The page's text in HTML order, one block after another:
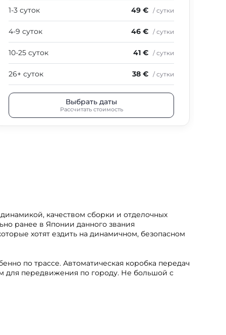
1-3 суток 49 € / сутки
4-9 суток 46 € / сутки
10-25 суток 41 € / сутки
26+ суток 38 € / сутки
Выбрать даты
Рассчитать стоимость
качеством сборки и отделочных
ранее в Японии данного звания
хотят ездить на динамичном, безопасном
по трассе. Автоматическая коробка передач
для передвижения по городу. Не большой с